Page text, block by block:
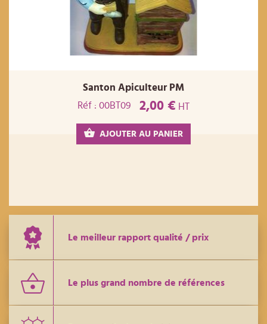
Santon Apiculteur PM
Réf : 00BT09
2,00 € HT
AJOUTER AU PANIER
Le meilleur rapport qualité / prix
Le plus grand nombre de références